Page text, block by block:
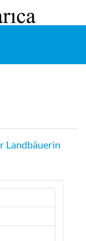
Landbäuerin